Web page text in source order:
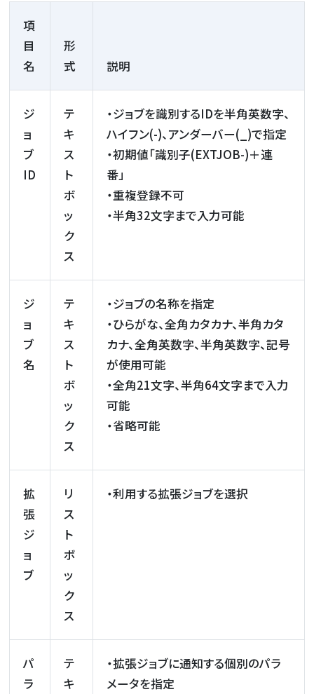
項
目
名
形
式
説明
ジ
ョ
ブ
ID
テ
キ
ス
ト
ボ
ッ
ク
ス
・ジョブを識別するIDを半角英数字、
ハイフン(-)、アンダーバー(_)で指定
・初期値「識別子(EXTJOB-)＋連
番」
・重複登録不可
・半角32文字まで入力可能
ジ
ョ
ブ
名
テ
キ
ス
ト
ボ
ッ
ク
ス
・ジョブの名称を指定
・ひらがな、全角カタカナ、半角カタ
カナ、全角英数字、半角英数字、記号
が使用可能
・全角21文字、半角64文字まで入力
可能
・省略可能
拡
張
ジ
ョ
ブ
リ
ス
ト
ボ
ッ
ク
ス
・利用する拡張ジョブを選択
パ
ラ
テ
キ
・拡張ジョブに通知する個別のパラ
メータを指定